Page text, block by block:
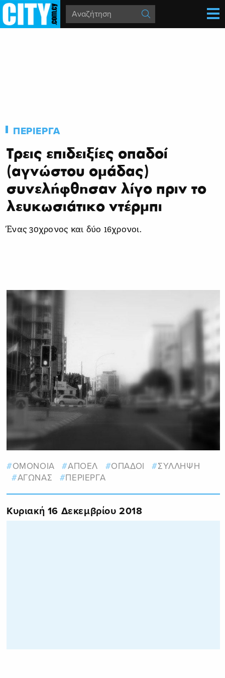
ΠΕΡΙΕΡΓΑ
Τρεις επιδειξίες οπαδοί
(αγνώστου ομάδας)
συνελήφθησαν λίγο πριν το
λευκωσιάτικο ντέρμπι
Ένας 30χρονος και δύο 16χρονοι.
ΟΜΟΝΟΙΑ ΑΠΟΕΛ ΟΠΑΔΟΙ
ΣΥΛΛΗΨΗ
ΑΓΩΝΑΣ
ΠΕΡΙΕΡΓΑ
Κυριακή 16 Δεκεμβρίου 2018